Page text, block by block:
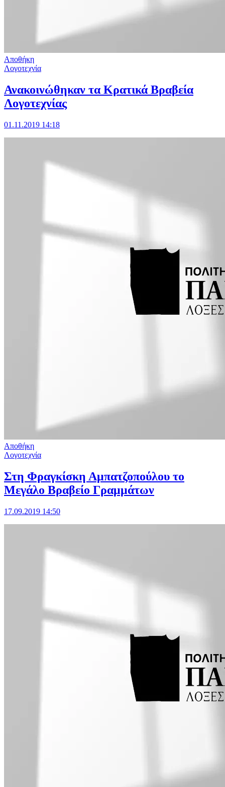
Αποθήκη
Λογοτεχνία
Ανακοινώθηκαν τα Κρατικά Βραβεία
Λογοτεχνίας
01.11.2019 14:18
Αποθήκη
Λογοτεχνία
Στη Φραγκίσκη Αμπατζοπούλου το
Μεγάλο Βραβείο Γραμμάτων
17.09.2019 14:50